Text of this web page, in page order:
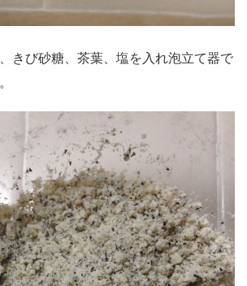
きび砂糖、茶葉、塩を入れ泡立て器で